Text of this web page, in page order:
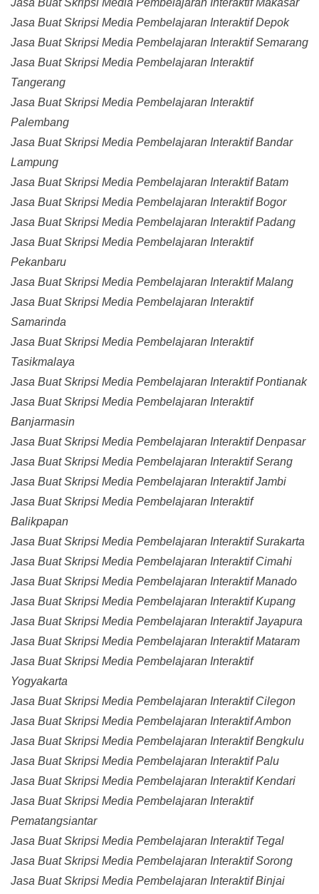
Jasa Buat Skripsi Media Pembelajaran Interaktif Makasar
Jasa Buat Skripsi Media Pembelajaran Interaktif Depok
Jasa Buat Skripsi Media Pembelajaran Interaktif Semarang
Jasa Buat Skripsi Media Pembelajaran Interaktif
Tangerang
Jasa Buat Skripsi Media Pembelajaran Interaktif
Palembang
Jasa Buat Skripsi Media Pembelajaran Interaktif Bandar
Lampung
Jasa Buat Skripsi Media Pembelajaran Interaktif Batam
Jasa Buat Skripsi Media Pembelajaran Interaktif Bogor
Jasa Buat Skripsi Media Pembelajaran Interaktif Padang
Jasa Buat Skripsi Media Pembelajaran Interaktif
Pekanbaru
Jasa Buat Skripsi Media Pembelajaran Interaktif Malang
Jasa Buat Skripsi Media Pembelajaran Interaktif
Samarinda
Jasa Buat Skripsi Media Pembelajaran Interaktif
Tasikmalaya
Jasa Buat Skripsi Media Pembelajaran Interaktif Pontianak
Jasa Buat Skripsi Media Pembelajaran Interaktif
Banjarmasin
Jasa Buat Skripsi Media Pembelajaran Interaktif Denpasar
Jasa Buat Skripsi Media Pembelajaran Interaktif Serang
Jasa Buat Skripsi Media Pembelajaran Interaktif Jambi
Jasa Buat Skripsi Media Pembelajaran Interaktif
Balikpapan
Jasa Buat Skripsi Media Pembelajaran Interaktif Surakarta
Jasa Buat Skripsi Media Pembelajaran Interaktif Cimahi
Jasa Buat Skripsi Media Pembelajaran Interaktif Manado
Jasa Buat Skripsi Media Pembelajaran Interaktif Kupang
Jasa Buat Skripsi Media Pembelajaran Interaktif Jayapura
Jasa Buat Skripsi Media Pembelajaran Interaktif Mataram
Jasa Buat Skripsi Media Pembelajaran Interaktif
Yogyakarta
Jasa Buat Skripsi Media Pembelajaran Interaktif Cilegon
Jasa Buat Skripsi Media Pembelajaran Interaktif Ambon
Jasa Buat Skripsi Media Pembelajaran Interaktif Bengkulu
Jasa Buat Skripsi Media Pembelajaran Interaktif Palu
Jasa Buat Skripsi Media Pembelajaran Interaktif Kendari
Jasa Buat Skripsi Media Pembelajaran Interaktif
Pematangsiantar
Jasa Buat Skripsi Media Pembelajaran Interaktif Tegal
Jasa Buat Skripsi Media Pembelajaran Interaktif Sorong
Jasa Buat Skripsi Media Pembelajaran Interaktif Binjai